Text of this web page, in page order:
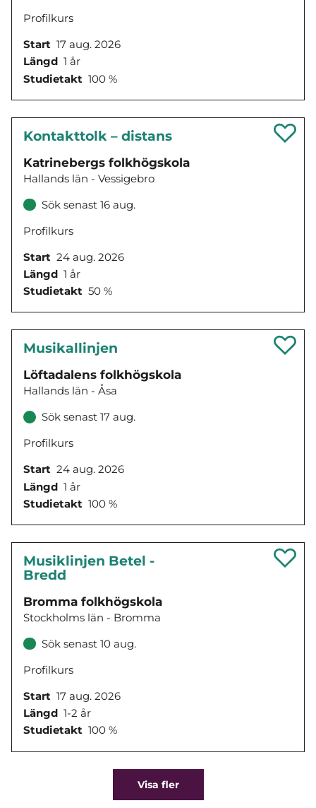
Profilkurs
Start 17 aug. 2026
Längd 1 år
Studietakt 100 %
Kontakttolk – distans
Katrinebergs folkhögskola
Hallands län - Vessigebro
Sök senast 16 aug.
Profilkurs
Start 24 aug. 2026
Längd 1 år
Studietakt 50 %
Musikallinjen
Löftadalens folkhögskola
Hallands län - Åsa
Sök senast 17 aug.
Profilkurs
Start 24 aug. 2026
Längd 1 år
Studietakt 100 %
Musiklinjen Betel -
Bredd
Bromma folkhögskola
Stockholms län - Bromma
Sök senast 10 aug.
Profilkurs
Start 17 aug. 2026
Längd 1-2 år
Studietakt 100 %
Visa fler